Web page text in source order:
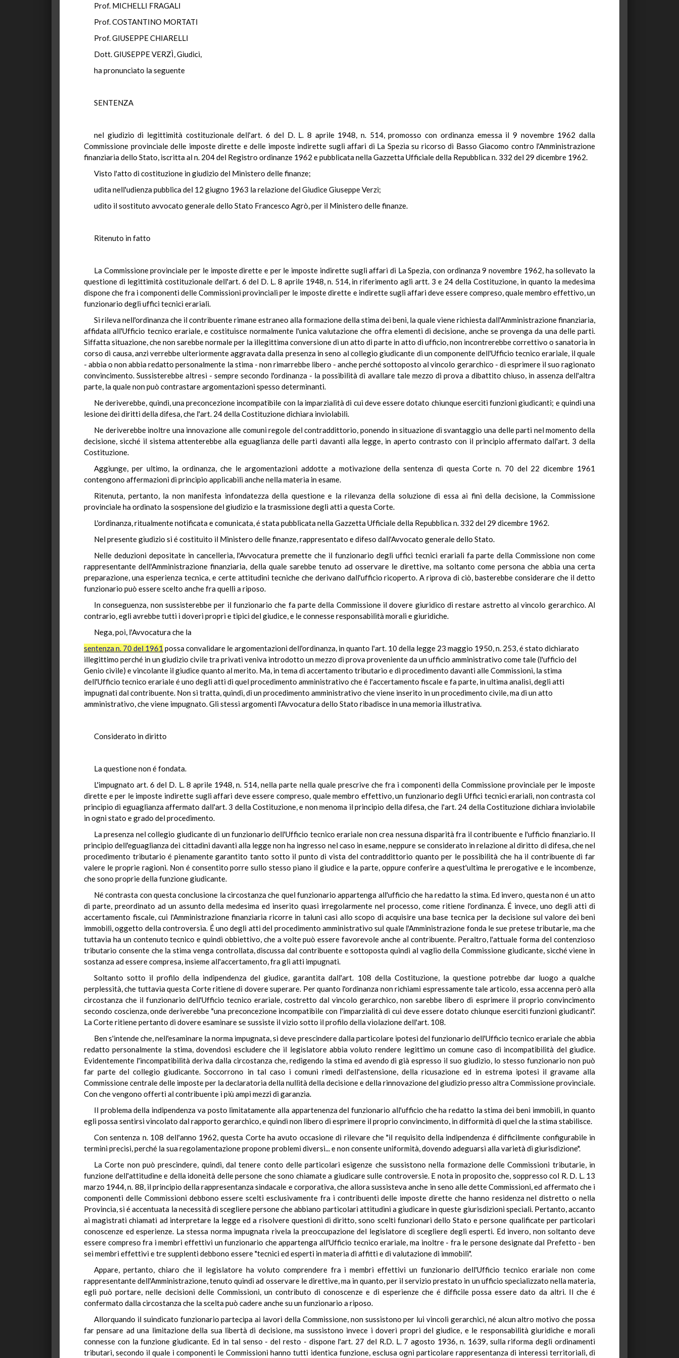
Prof. MICHELLI FRAGALI
Prof. COSTANTINO MORTATI
Prof. GIUSEPPE CHIARELLI
Dott. GIUSEPPE VERZÌ, Giudici,
ha pronunciato la seguente
SENTENZA
nel giudizio di legittimità costituzionale dell'art. 6 del D. L. 8 aprile 1948, n. 514, promosso con ordinanza emessa il 9 novembre 1962 dalla
Commissione provinciale delle imposte dirette e delle imposte indirette sugli affari di La Spezia su ricorso di Basso Giacomo contro l'Amministrazione
finanziaria dello Stato, iscritta al n. 204 del Registro ordinanze 1962 e pubblicata nella Gazzetta Ufficiale della Repubblica n. 332 del 29 dicembre 1962.
Visto l'atto di costituzione in giudizio del Ministero delle finanze;
udita nell'udienza pubblica del 12 giugno 1963 la relazione del Giudice Giuseppe Verzì;
udito il sostituto avvocato generale dello Stato Francesco Agrò, per il Ministero delle finanze.
Ritenuto in fatto
La Commissione provinciale per le imposte dirette e per le imposte indirette sugli affari di La Spezia, con ordinanza 9 novembre 1962, ha sollevato la
questione di legittimità costituzionale dell'art. 6 del D. L. 8 aprile 1948, n. 514, in riferimento agli artt. 3 e 24 della Costituzione, in quanto la medesima
dispone che fra i componenti delle Commissioni provinciali per le imposte dirette e indirette sugli affari deve essere compreso, quale membro effettivo, un
funzionario degli uffici tecnici erariali.
Si rileva nell'ordinanza che il contribuente rimane estraneo alla formazione della stima dei beni, la quale viene richiesta dall'Amministrazione finanziaria,
affidata all'Ufficio tecnico erariale, e costituisce normalmente l'unica valutazione che offra elementi di decisione, anche se provenga da una delle parti.
Siffatta situazione, che non sarebbe normale per la illegittima conversione di un atto di parte in atto di ufficio, non incontrerebbe correttivo o sanatoria in
corso di causa, anzi verrebbe ulteriormente aggravata dalla presenza in seno al collegio giudicante di un componente dell'Ufficio tecnico erariale, il quale
- abbia o non abbia redatto personalmente la stima - non rimarrebbe libero - anche perché sottoposto al vincolo gerarchico - di esprimere il suo ragionato
convincimento. Sussisterebbe altresì - sempre secondo l'ordinanza - la possibilità di avallare tale mezzo di prova a dibattito chiuso, in assenza dell'altra
parte, la quale non può contrastare argomentazioni spesso determinanti.
Ne deriverebbe, quindi, una preconcezione incompatibile con la imparzialità di cui deve essere dotato chiunque eserciti funzioni giudicanti; e quindi una
lesione dei diritti della difesa, che l'art. 24 della Costituzione dichiara inviolabili.
Ne deriverebbe inoltre una innovazione alle comuni regole del contraddittorio, ponendo in situazione di svantaggio una delle parti nel momento della
decisione, sicché il sistema attenterebbe alla eguaglianza delle parti davanti alla legge, in aperto contrasto con il principio affermato dall'art. 3 della
Costituzione.
Aggiunge, per ultimo, la ordinanza, che le argomentazioni addotte a motivazione della sentenza di questa Corte n. 70 del 22 dicembre 1961
contengono affermazioni di principio applicabili anche nella materia in esame.
Ritenuta, pertanto, la non manifesta infondatezza della questione e la rilevanza della soluzione di essa ai fini della decisione, la Commissione
provinciale ha ordinato la sospensione del giudizio e la trasmissione degli atti a questa Corte.
L'ordinanza, ritualmente notificata e comunicata, é stata pubblicata nella Gazzetta Ufficiale della Repubblica n. 332 del 29 dicembre 1962.
Nel presente giudizio si é costituito il Ministero delle finanze, rappresentato e difeso dall'Avvocato generale dello Stato.
Nelle deduzioni depositate in cancelleria, l'Avvocatura premette che il funzionario degli uffici tecnici erariali fa parte della Commissione non come
rappresentante dell'Amministrazione finanziaria, della quale sarebbe tenuto ad osservare le direttive, ma soltanto come persona che abbia una certa
preparazione, una esperienza tecnica, e certe attitudini tecniche che derivano dall'ufficio ricoperto. A riprova di ciò, basterebbe considerare che il detto
funzionario può essere scelto anche fra quelli a riposo.
In conseguenza, non sussisterebbe per il funzionario che fa parte della Commissione il dovere giuridico di restare astretto al vincolo gerarchico. Al
contrario, egli avrebbe tutti i doveri propri e tipici del giudice, e le connesse responsabilità morali e giuridiche.
Nega, poi, l'Avvocatura che la
sentenza n. 70 del 1961 possa convalidare le argomentazioni dell'ordinanza, in quanto l'art. 10 della legge 23 maggio 1950, n. 253, é stato dichiarato
illegittimo perché in un giudizio civile tra privati veniva introdotto un mezzo di prova proveniente da un ufficio amministrativo come tale (l'ufficio del
Genio civile) e vincolante il giudice quanto al merito. Ma, in tema di accertamento tributario e di procedimento davanti alle Commissioni, la stima
dell'Ufficio tecnico erariale é uno degli atti di quel procedimento amministrativo che é l'accertamento fiscale e fa parte, in ultima analisi, degli atti
impugnati dal contribuente. Non si tratta, quindi, di un procedimento amministrativo che viene inserito in un procedimento civile, ma di un atto
amministrativo, che viene impugnato. Gli stessi argomenti l'Avvocatura dello Stato ribadisce in una memoria illustrativa.
Considerato in diritto
La questione non é fondata.
L'impugnato art. 6 del D. L. 8 aprile 1948, n. 514, nella parte nella quale prescrive che fra i componenti della Commissione provinciale per le imposte
dirette e per le imposte indirette sugli affari deve essere compreso, quale membro effettivo, un funzionario degli Uffici tecnici erariali, non contrasta col
principio di eguaglianza affermato dall'art. 3 della Costituzione, e non menoma il principio della difesa, che l'art. 24 della Costituzione dichiara inviolabile
in ogni stato e grado del procedimento.
La presenza nel collegio giudicante di un funzionario dell'Ufficio tecnico erariale non crea nessuna disparità fra il contribuente e l'ufficio finanziario. Il
principio dell'eguaglianza dei cittadini davanti alla legge non ha ingresso nel caso in esame, neppure se considerato in relazione al diritto di difesa, che nel
procedimento tributario é pienamente garantito tanto sotto il punto di vista del contraddittorio quanto per le possibilità che ha il contribuente di far
valere le proprie ragioni. Non é consentito porre sullo stesso piano il giudice e la parte, oppure conferire a quest'ultima le prerogative e le incombenze,
che sono proprie della funzione giudicante.
Né contrasta con questa conclusione la circostanza che quel funzionario appartenga all'ufficio che ha redatto la stima. Ed invero, questa non é un atto
di parte, preordinato ad un assunto della medesima ed inserito quasi irregolarmente nel processo, come ritiene l'ordinanza. É invece, uno degli atti di
accertamento fiscale, cui l'Amministrazione finanziaria ricorre in taluni casi allo scopo di acquisire una base tecnica per la decisione sul valore dei beni
immobili, oggetto della controversia. É uno degli atti del procedimento amministrativo sul quale l'Amministrazione fonda le sue pretese tributarie, ma che
tuttavia ha un contenuto tecnico e quindi obbiettivo, che a volte può essere favorevole anche al contribuente. Peraltro, l'attuale forma del contenzioso
tributario consente che la stima venga controllata, discussa dal contribuente e sottoposta quindi al vaglio della Commissione giudicante, sicché viene in
sostanza ad essere compresa, insieme all'accertamento, fra gli atti impugnati.
Soltanto sotto il profilo della indipendenza del giudice, garantita dall'art. 108 della Costituzione, la questione potrebbe dar luogo a qualche
perplessità, che tuttavia questa Corte ritiene di dovere superare. Per quanto l'ordinanza non richiami espressamente tale articolo, essa accenna però alla
circostanza che il funzionario dell'Ufficio tecnico erariale, costretto dal vincolo gerarchico, non sarebbe libero di esprimere il proprio convincimento
secondo coscienza, onde deriverebbe "una preconcezione incompatibile con l'imparzialità di cui deve essere dotato chiunque eserciti funzioni giudicanti".
La Corte ritiene pertanto di dovere esaminare se sussiste il vizio sotto il profilo della violazione dell'art. 108.
Ben s'intende che, nell'esaminare la norma impugnata, si deve prescindere dalla particolare ipotesi del funzionario dell'Ufficio tecnico erariale che abbia
redatto personalmente la stima, dovendosi escludere che il legislatore abbia voluto rendere legittimo un comune caso di incompatibilità del giudice.
Evidentemente l'incompatibilità deriva dalla circostanza che, redigendo la stima ed avendo di già espresso il suo giudizio, lo stesso funzionario non può
far parte del collegio giudicante. Soccorrono in tal caso i comuni rimedi dell'astensione, della ricusazione ed in estrema ipotesi il gravame alla
Commissione centrale delle imposte per la declaratoria della nullità della decisione e della rinnovazione del giudizio presso altra Commissione provinciale.
Con che vengono offerti al contribuente i più ampi mezzi di garanzia.
Il problema della indipendenza va posto limitatamente alla appartenenza del funzionario all'ufficio che ha redatto la stima dei beni immobili, in quanto
egli possa sentirsi vincolato dal rapporto gerarchico, e quindi non libero di esprimere il proprio convincimento, in difformità di quel che la stima stabilisce.
Con sentenza n. 108 dell'anno 1962, questa Corte ha avuto occasione di rilevare che "il requisito della indipendenza é difficilmente configurabile in
termini precisi, perché la sua regolamentazione propone problemi diversi... e non consente uniformità, dovendo adeguarsi alla varietà di giurisdizione".
La Corte non può prescindere, quindi, dal tenere conto delle particolari esigenze che sussistono nella formazione delle Commissioni tributarie, in
funzione dell'attitudine e della idoneità delle persone che sono chiamate a giudicare sulle controversie. E nota in proposito che, soppresso col R. D. L. 13
marzo 1944, n. 88, il principio della rappresentanza sindacale e corporativa, che allora sussisteva anche in seno alle dette Commissioni, ed affermato che i
componenti delle Commissioni debbono essere scelti esclusivamente fra i contribuenti delle imposte dirette che hanno residenza nel distretto o nella
Provincia, si é accentuata la necessità di scegliere persone che abbiano particolari attitudini a giudicare in queste giurisdizioni speciali. Pertanto, accanto
ai magistrati chiamati ad interpretare la legge ed a risolvere questioni di diritto, sono scelti funzionari dello Stato e persone qualificate per particolari
conoscenze ed esperienze. La stessa norma impugnata rivela la preoccupazione del legislatore di scegliere degli esperti. Ed invero, non soltanto deve
essere compreso fra i membri effettivi un funzionario che appartenga all'Ufficio tecnico erariale, ma inoltre - fra le persone designate dal Prefetto - ben
sei membri effettivi e tre supplenti debbono essere "tecnici ed esperti in materia di affitti e di valutazione di immobili".
Appare, pertanto, chiaro che il legislatore ha voluto comprendere fra i membri effettivi un funzionario dell'Ufficio tecnico erariale non come
rappresentante dell'Amministrazione, tenuto quindi ad osservare le direttive, ma in quanto, per il servizio prestato in un ufficio specializzato nella materia,
egli può portare, nelle decisioni delle Commissioni, un contributo di conoscenze e di esperienze che é difficile possa essere dato da altri. Il che é
confermato dalla circostanza che la scelta può cadere anche su un funzionario a riposo.
Allorquando il suindicato funzionario partecipa ai lavori della Commissione, non sussistono per lui vincoli gerarchici, né alcun altro motivo che possa
far pensare ad una limitazione della sua libertà di decisione, ma sussistono invece i doveri propri del giudice, e le responsabilità giuridiche e morali
connesse con la funzione giudicante. Ed in tal senso - del resto - dispone l'art. 27 del R.D. L. 7 agosto 1936, n. 1639, sulla riforma degli ordinamenti
tributari, secondo il quale i componenti le Commissioni hanno tutti identica funzione, esclusa ogni particolare rappresentanza di interessi territoriali, di